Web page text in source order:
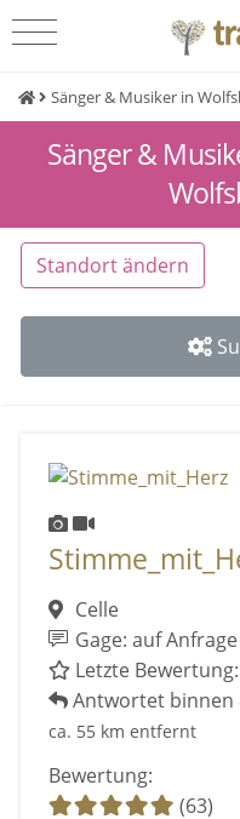
Sänger & Musiker in
Sänger &
Standort ändern
Celle
Gage: auf Anfrage
Letzte
Antwortet binnen
ca. 55 km entfernt
Bewertung:
(63)